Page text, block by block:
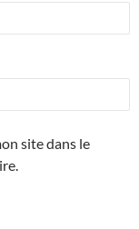
site dans le